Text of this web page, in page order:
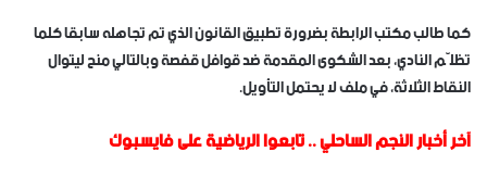
كما طالب مكتب الرابطة بضرورة تطبيق القانون الذي تم تجاهله سابقا كلما
تظلّم النادي، بعد الشكوى المقدمة ضد قوافل قفصة وبالتالي منح ليتوال
النقاط الثلاثة، في ملف لا يحتمل التأويل.
آخر أخبار النجم الساحلي..تابعوا الرياضية على فايسبوك